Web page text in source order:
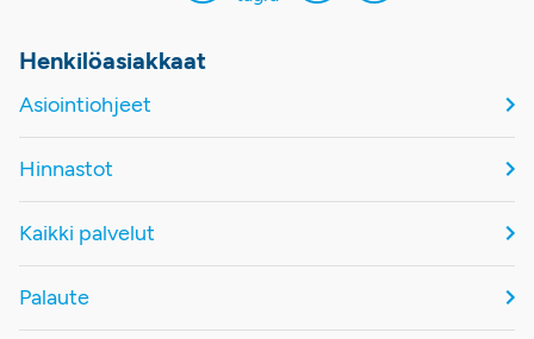
Henkilöasiakkaat
Asiointiohjeet
Hinnastot
Kaikki palvelut
Palaute